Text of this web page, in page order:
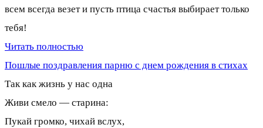
всем всегда везет и пусть птица счастья выбирает только
тебя!
Читать полностью
Пошлые поздравления парню с днем рождения в стихах
Так как жизнь у нас одна
Живи смело — старина:
Пукай громко, чихай вслух,